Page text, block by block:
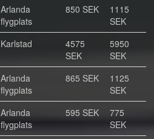
Arlanda
flygplats
850 SEK
1115
SEK
Karlstad
4575
SEK
5950
SEK
Arlanda
flygplats
865 SEK
1125
SEK
Arlanda
flygplats
595 SEK
775
SEK